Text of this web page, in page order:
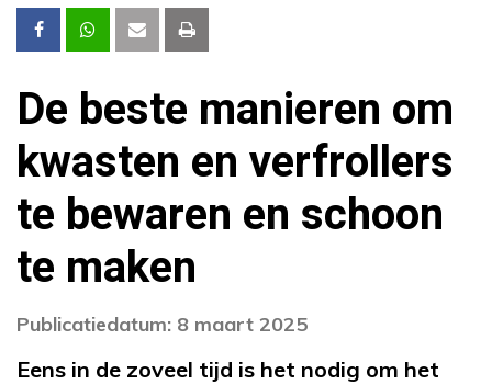
De beste manieren om
kwasten en verfrollers
te bewaren en schoon
te maken
Publicatiedatum: 8 maart 2025
Eens in de zoveel tijd is het nodig om het